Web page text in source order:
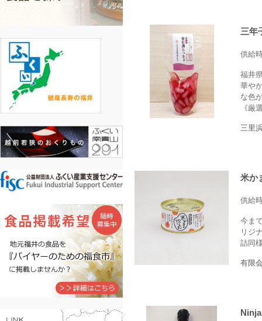
三年
供給
福井
華や
な色
《厳
三里
米か
供給
今ま
リジ
詰同
有限